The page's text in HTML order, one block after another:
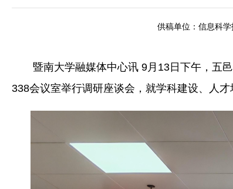
供稿单位：信息科学
暨南大学融媒体中心讯 9月13日下午，五
338会议室举行调研座谈会，就学科建设、人